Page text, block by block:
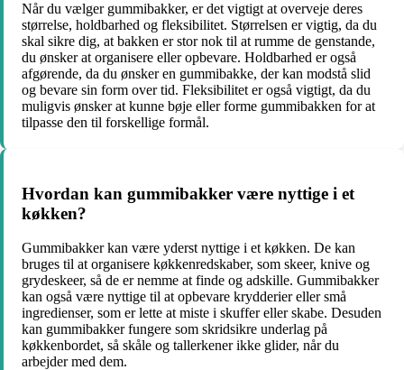
Når du vælger gummibakker, er det vigtigt at overveje deres
størrelse, holdbarhed og fleksibilitet. Størrelsen er vigtig, da du
skal sikre dig, at bakken er stor nok til at rumme de genstande,
du ønsker at organisere eller opbevare. Holdbarhed er også
afgørende, da du ønsker en gummibakke, der kan modstå slid
og bevare sin form over tid. Fleksibilitet er også vigtigt, da du
muligvis ønsker at kunne bøje eller forme gummibakken for at
tilpasse den til forskellige formål.
Hvordan kan gummibakker være nyttige i et
køkken?
Gummibakker kan være yderst nyttige i et køkken. De kan
bruges til at organisere køkkenredskaber, som skeer, knive og
grydeskeer, så de er nemme at finde og adskille. Gummibakker
kan også være nyttige til at opbevare krydderier eller små
ingredienser, som er lette at miste i skuffer eller skabe. Desuden
kan gummibakker fungere som skridsikre underlag på
køkkenbordet, så skåle og tallerkener ikke glider, når du
arbejder med dem.